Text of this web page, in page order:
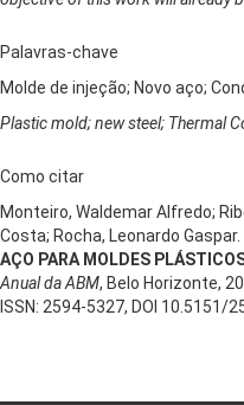
Palavras-chave
Molde de injeção; Novo aço;
Plastic mold; new steel; Thermal
Como citar
Monteiro, Waldemar Alfredo;
Costa; Rocha, Leonardo Gaspar.
AÇO PARA MOLDES
Anual da ABM, Belo Horizonte,
ISSN: 2594-5327, DOI 10.5151/